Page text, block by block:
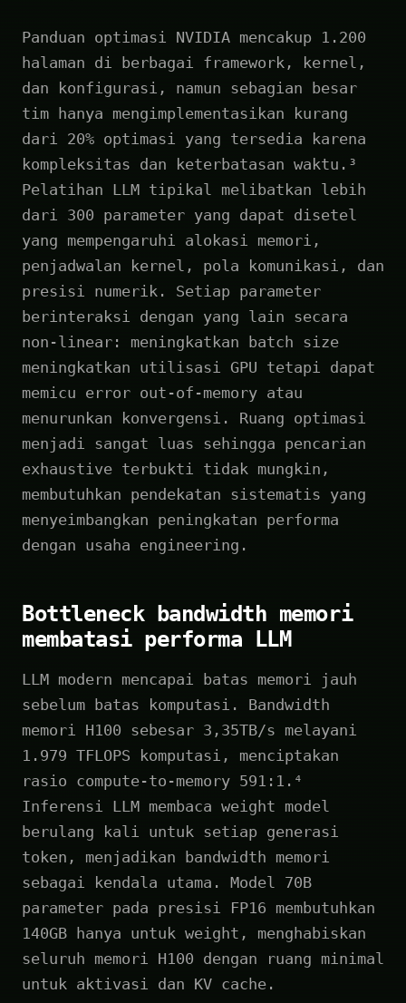
Panduan optimasi NVIDIA mencakup 1.200
halaman di berbagai framework, kernel,
dan konfigurasi, namun sebagian besar
tim hanya mengimplementasikan kurang
dari 20% optimasi yang tersedia karena
kompleksitas dan keterbatasan waktu.³
Pelatihan LLM tipikal melibatkan lebih
dari 300 parameter yang dapat disetel
yang mempengaruhi alokasi memori,
penjadwalan kernel, pola komunikasi, dan
presisi numerik. Setiap parameter
berinteraksi dengan yang lain secara
non-linear: meningkatkan batch size
meningkatkan utilisasi GPU tetapi dapat
memicu error out-of-memory atau
menurunkan konvergensi. Ruang optimasi
menjadi sangat luas sehingga pencarian
exhaustive terbukti tidak mungkin,
membutuhkan pendekatan sistematis yang
menyeimbangkan peningkatan performa
dengan usaha engineering.
Bottleneck bandwidth memori
membatasi performa LLM
LLM modern mencapai batas memori jauh
sebelum batas komputasi. Bandwidth
memori H100 sebesar 3,35TB/s melayani
1.979 TFLOPS komputasi, menciptakan
rasio compute-to-memory 591:1.⁴
Inferensi LLM membaca weight model
berulang kali untuk setiap generasi
token, menjadikan bandwidth memori
sebagai kendala utama. Model 70B
parameter pada presisi FP16 membutuhkan
140GB hanya untuk weight, menghabiskan
seluruh memori H100 dengan ruang minimal
untuk aktivasi dan KV cache.